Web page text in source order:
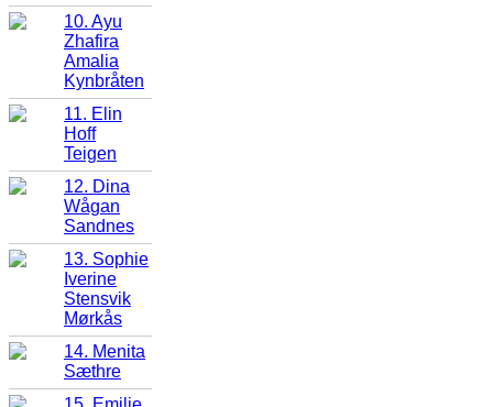
10. Ayu
Zhafira
Amalia
Kynbråten
11. Elin
Hoff
Teigen
12. Dina
Wågan
Sandnes
13. Sophie
Iverine
Stensvik
Mørkås
14. Menita
Sæthre